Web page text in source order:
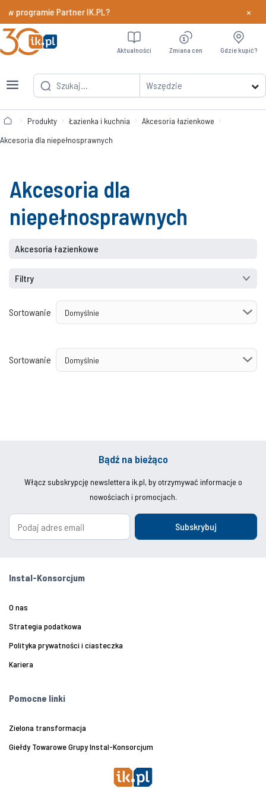
programie Partner IK.PL? Dowiedz
×
Wszędzie
Aktualności Zmiana cen Gdzie kupić?
Produkty Łazienka i kuchnia
Akcesoria łazienkowe
Akcesoria dla niepełnosprawnych
Akcesoria dla
niepełnosprawnych
Akcesoria łazienkowe
Filtry
Sortowanie
Sortowanie
Bądź na bieżąco
Włącz subskrypcję newslettera ik.pl, by otrzymywać informacje o
nowościach i promocjach.
Subskrybuj
Instal-Konsorcjum
O nas
Strategia podatkowa
Polityka prywatności i ciasteczka
Kariera
Pomocne linki
Zielona transformacja
Giełdy Towarowe Grupy Instal-Konsorcjum